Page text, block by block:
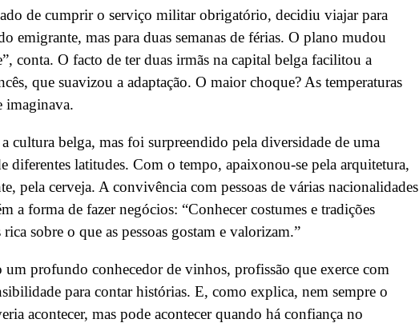
de cumprir o serviço militar obrigatório, decidiu viajar para
mas para duas semanas de férias. O plano mudou
conta. O facto de ter duas irmãs na capital belga facilitou a
que suavizou a adaptação. O maior choque? As temperaturas
imaginava.
cultura belga, mas foi surpreendido pela diversidade de uma
diferentes latitudes. Com o tempo, apaixonou-se pela arquitetura,
pela cerveja. A convivência com pessoas de várias nacionalidades
a forma de fazer negócios: “Conhecer costumes e tradições
sobre o que as pessoas gostam e valorizam.”
profundo conhecedor de vinhos, profissão que exerce com
para contar histórias. E, como explica, nem sempre o
acontecer, mas pode acontecer quando há confiança no